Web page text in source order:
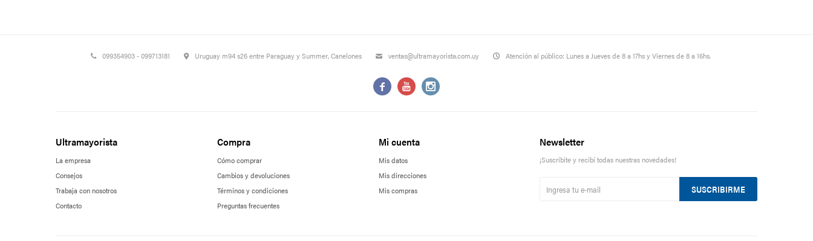
099354903 - 099713181 Uruguay m94 s26 entre Paraguay y Summer, Canelones ventas@ultramayorista.com.uy Atención al público: Lunes a Jueves de 8 a 17hs y Viernes de 8 a 16hs.
  
Ultramayorista
La empresa
Consejos
Trabaja con nosotros
Contacto
Compra
Cómo comprar
Cambios y devoluciones
Términos y condiciones
Preguntas frecuentes
Mi cuenta
Mis datos
Mis direcciones
Mis compras
Newsletter
¡Suscribite y recibí todas nuestras novedades!
SUSCRIBIRME